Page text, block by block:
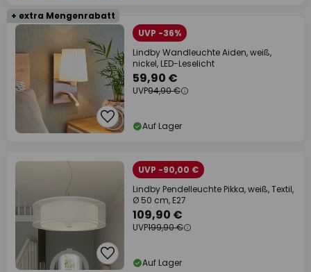
+ extra Mengenrabatt
UVP -36%
Lindby Wandleuchte Aiden, weiß,
nickel, LED-Leselicht
59,90 €
UVP94,90 €
Auf Lager
UVP -90,00 €
Lindby Pendelleuchte Pikka, weiß, Textil,
Ø 50 cm, E27
109,90 €
UVP199,90 €
Auf Lager